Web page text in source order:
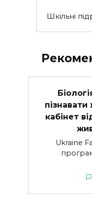
Шкільні
кабінет
Ukraine